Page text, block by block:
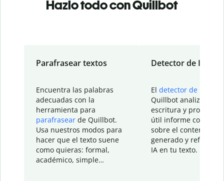
Hazlo todo con Quillbot
Parafrasear textos
Encuentra las palabras
adecuadas con la
herramienta para
parafrasear de Quillbot.
Usa nuestros modos para
hacer que el texto suene
como quieras: formal,
académico, simple…
Detector de IA
El detector de IA
Quillbot analiza tu
escritura y
útil informe con
sobre el contenido
generado y refinado
IA en tu texto.